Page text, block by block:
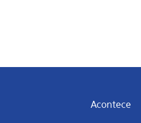
Acontece